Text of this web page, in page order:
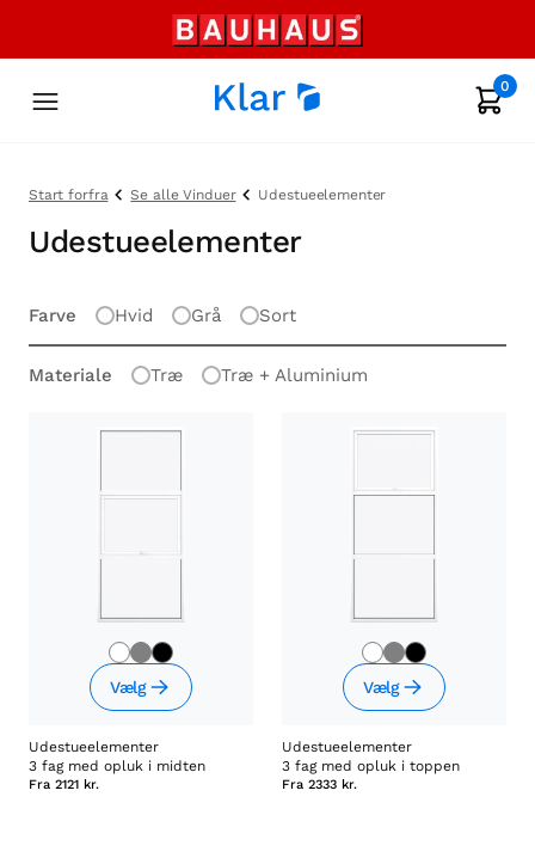
0
Start forfra Se alle Vinduer Udestueelementer
Udestueelementer
Farve Hvid Grå Sort
Materiale Træ Træ + Aluminium
Vælg
Udestueelementer
3 fag med opluk i midten
Fra 2121 kr.
Vælg
Udestueelementer
3 fag med opluk i toppen
Fra 2333 kr.